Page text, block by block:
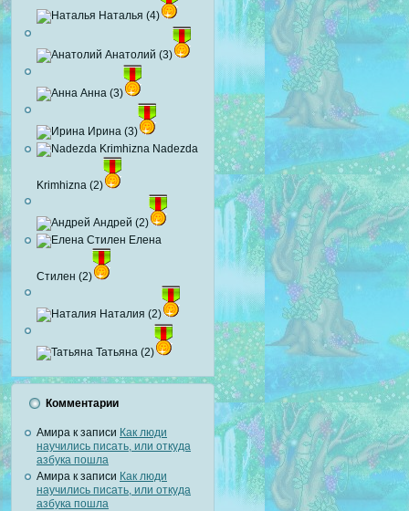
Наталья (4)
Анатолий (3)
Анна (3)
Ирина (3)
Nadezda
Krimhizna (2)
Андрей (2)
Елена
Стилен (2)
Наталия (2)
Татьяна (2)
Комментарии
Амира к записи Как люди
научились писать, или откуда
азбука пошла
Амира к записи Как люди
научились писать, или откуда
азбука пошла